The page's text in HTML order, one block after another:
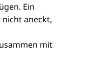
Ein
aneckt,
mit